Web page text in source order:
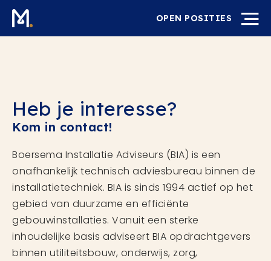
OPEN POSITIES
Heb je interesse?
Kom in contact!
Boersema Installatie Adviseurs (BIA) is een
onafhankelijk technisch adviesbureau binnen de
installatietechniek. BIA is sinds 1994 actief op het
gebied van duurzame en efficiënte
gebouwinstallaties. Vanuit een sterke
inhoudelijke basis adviseert BIA opdrachtgevers
binnen utiliteitsbouw, onderwijs, zorg,